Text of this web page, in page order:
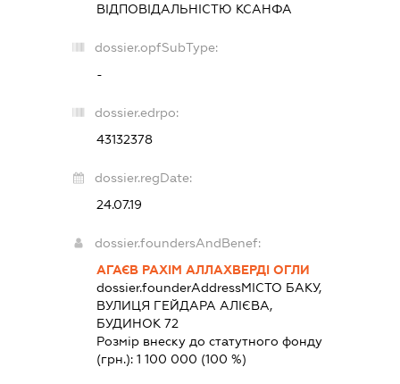
ВІДПОВІДАЛЬНІСТЮ КСАНФА
dossier.opfSubType:
-
dossier.edrpo:
43132378
dossier.regDate:
24.07.19
dossier.foundersAndBenef:
АГАЄВ РАХІМ АЛЛАХВЕРДІ ОГЛИ
dossier.founderAddressМІСТО БАКУ,
ВУЛИЦЯ ГЕЙДАРА АЛІЄВА,
БУДИНОК 72
Розмір внеску до статутного фонду
(грн.): 1 100 000 (100 %)